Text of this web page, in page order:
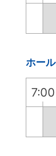
ホー
7:00